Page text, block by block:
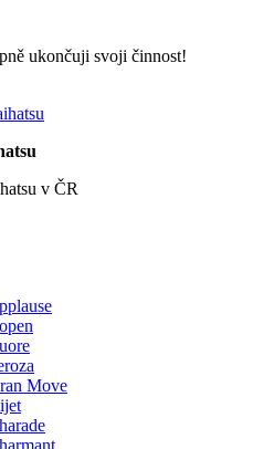
ukončuji svoji činnost!
v ČR
Move